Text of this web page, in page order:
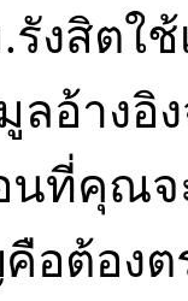
รังสิต
ลอ้างอิ
นที่คุณจ
ต้องต